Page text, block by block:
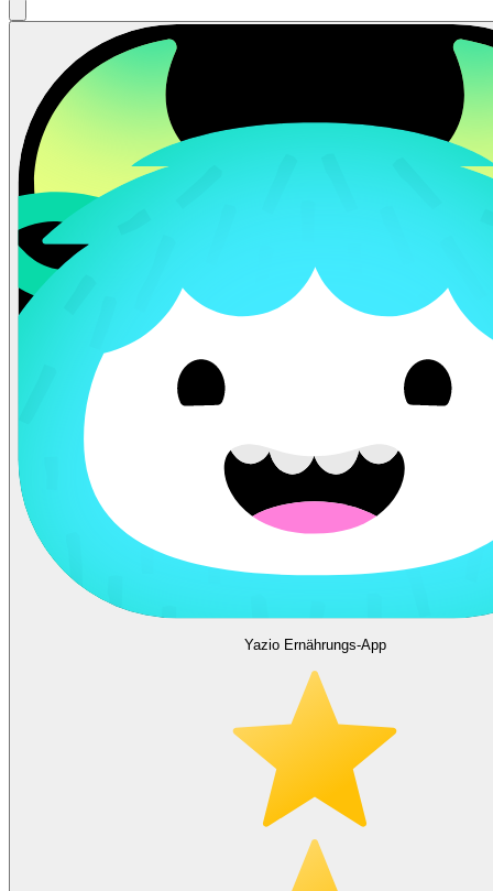
Yazio Ernährungs-App